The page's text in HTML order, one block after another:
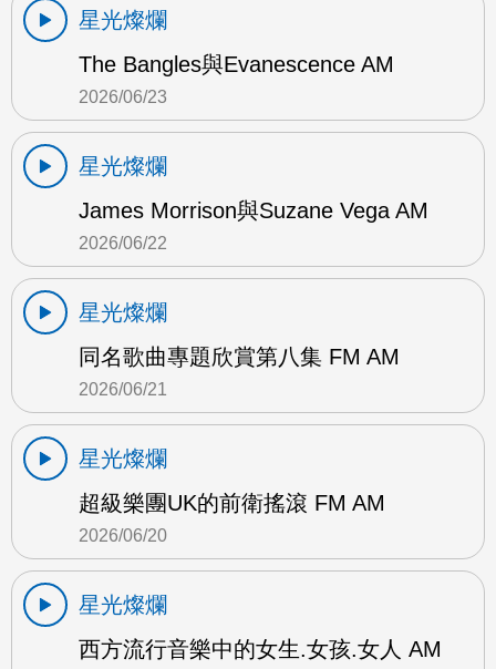
星光燦爛
The Bangles與Evanescence AM
2026/06/23
星光燦爛
James Morrison與Suzane Vega AM
2026/06/22
星光燦爛
同名歌曲專題欣賞第八集 FM AM
2026/06/21
星光燦爛
超級樂團UK的前衛搖滾 FM AM
2026/06/20
星光燦爛
西方流行音樂中的女生.女孩.女人 AM